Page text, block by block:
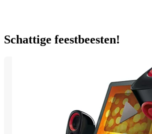
Schattige feestbeesten!